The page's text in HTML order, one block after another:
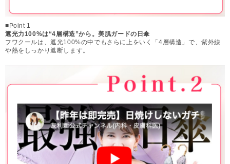
■Point 1
遮光力100%は“4層構造”から。美肌ガードの日傘
フワクールは、遮光100%の中でもさらに上をいく「4層構造」で、紫外線
や熱をしっかり遮断します。